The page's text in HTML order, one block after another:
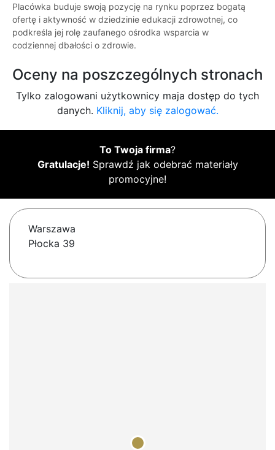
Placówka buduje swoją pozycję na rynku poprzez bogatą
ofertę i aktywność w dziedzinie edukacji zdrowotnej, co
podkreśla jej rolę zaufanego ośrodka wsparcia w
codziennej dbałości o zdrowie.
Oceny na poszczególnych stronach
Tylko zalogowani użytkownicy maja dostęp do tych
danych. Kliknij, aby się zalogować.
To Twoja firma?
Gratulacje! Sprawdź jak odebrać materiały
promocyjne!
Warszawa
Płocka 39